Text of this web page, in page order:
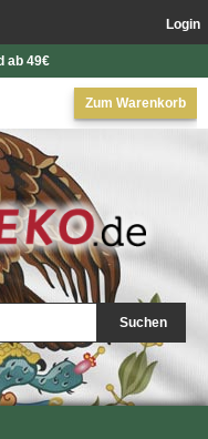
Suchen
Login
Zum Warenkorb
ab 49€